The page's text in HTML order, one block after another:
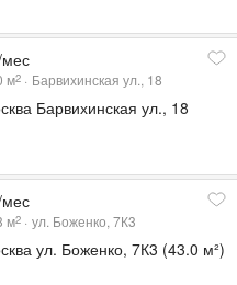
м2 Барвихинская ул., 18
Барвихинская ул., 18
м2 ул. Боженко, 7К3
ул. Боженко, 7К3 (43.0 м²)